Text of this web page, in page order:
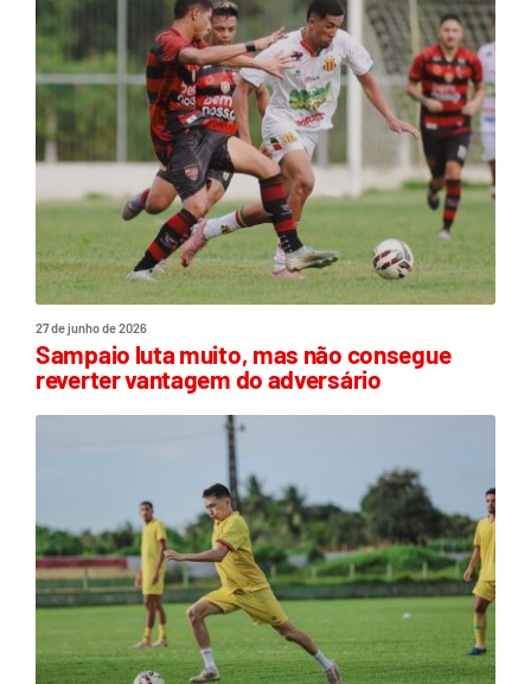
27 de junho de 2026
Sampaio luta muito, mas não consegue
reverter vantagem do adversário